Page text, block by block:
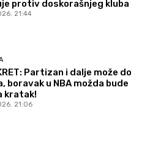
protiv doskorašnjeg kluba
21:44
Partizan i dalje može do
boravak u NBA možda bude
kratak!
21:06